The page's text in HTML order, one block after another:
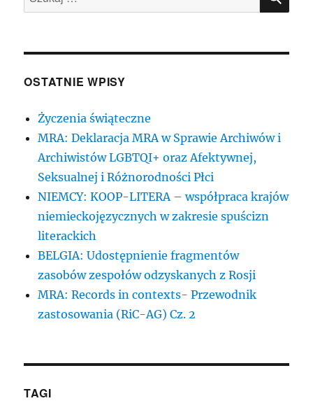
OSTATNIE WPISY
Życzenia świąteczne
MRA: Deklaracja MRA w Sprawie Archiwów i
Archiwistów LGBTQI+ oraz Afektywnej,
Seksualnej i Różnorodności Płci
NIEMCY: KOOP-LITERA – współpraca krajów
niemieckojęzycznych w zakresie spuścizn
literackich
BELGIA: Udostępnienie fragmentów
zasobów zespołów odzyskanych z Rosji
MRA: Records in contexts- Przewodnik
zastosowania (RiC-AG) Cz. 2
TAGI